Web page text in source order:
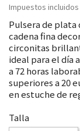
Impuestos incluidos
Pulsera de plata
cadena fina
circonitas
ideal para el día
a 72 horas
superiores a 20
en estuche de
Talla